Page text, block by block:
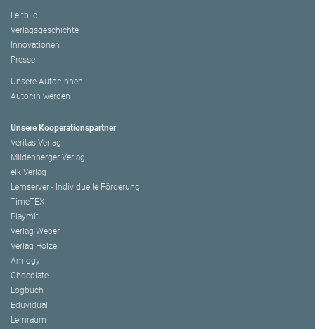
Leitbild
Verlagsgeschichte
Innovationen
Presse
Unsere Autor:innen
Autor:in werden
Unsere Kooperationspartner
Veritas Verlag
Mildenberger Verlag
elk Verlag
Lernserver - Individuelle Förderung
TimeTEX
Playmit
Verlag Weber
Verlag Hölzel
Amlogy
Chocolate
Logbuch
Eduvidual
Lernraum